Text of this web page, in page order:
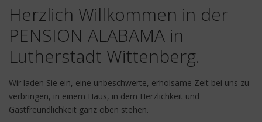
Herzlich Willkommen in der
PENSION ALABAMA in
Lutherstadt Wittenberg.
Wir laden Sie ein, eine unbeschwerte, erholsame Zeit bei uns zu
verbringen, in einem Haus, in dem Herzlichkeit und
Gastfreundlichkeit ganz oben stehen.